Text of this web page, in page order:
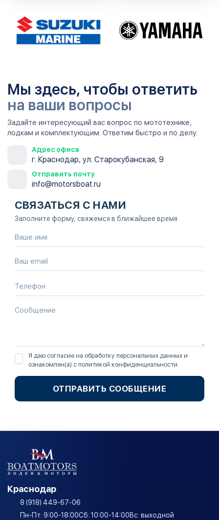
Мы здесь, чтобы ответить
на ваши вопросы
Задайте интересующий вас вопрос по мототехнике,
лодкам и комплектующим. Ответим быстро и по делу.
Адрес офиса
г. Краснодар, ул. Старокубанская, 9
Отправить почту
info@motorsboat.ru
СВЯЗАТЬСЯ С НАМИ
Заполните форму, свяжемся в ближайшее время
Я даю согласие на обработку персональных данных и
ознакомлен(а) с политикой конфиденциальности.
ОТПРАВИТЬ СООБЩЕНИЕ
Краснодар
8 (918) 449-67-06
Пн-Пт: 9:00-18:00Сб: 10:00-14:00Вс: выходной